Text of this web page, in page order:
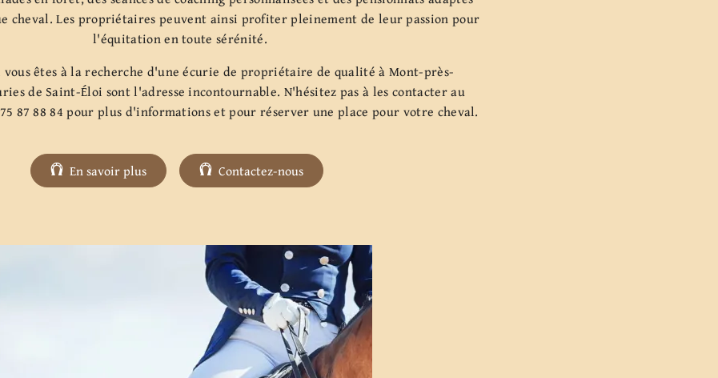
cheval. Les propriétaires peuvent ainsi profiter pleinement de leur passion pour
l'équitation en toute sérénité.
vous êtes à la recherche d'une écurie de propriétaire de qualité à Mont-près-
de Saint-Éloi sont l'adresse incontournable. N'hésitez pas à les contacter au
87 88 84 pour plus d'informations et pour réserver une place pour votre cheval.
En savoir plus Contactez-nous